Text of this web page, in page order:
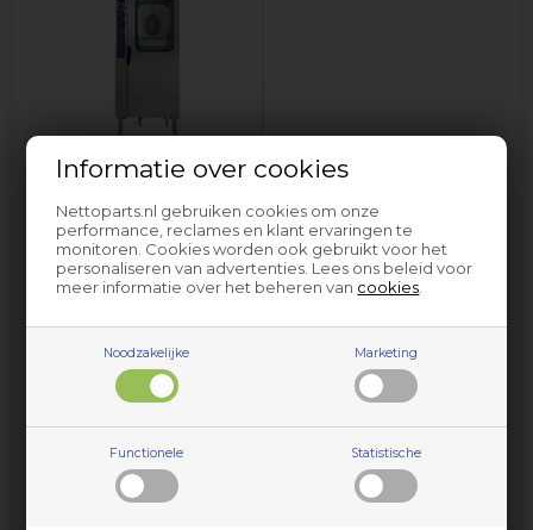
Informatie over cookies
Nettoparts.nl gebruiken cookies om onze
performance, reclames en klant ervaringen te
monitoren. Cookies worden ook gebruikt voor het
personaliseren van advertenties. Lees ons beleid voor
meer informatie over het beheren van cookies
Noodzakelijke Marketing
Functionele Statistische
Professionele oven &
Onderdelen en accessoires voor huishoudelijke apparaten
van Dexion vindt u bij Nettoparts. We hebben een
gigantische selectie reserveonderdelen voor vrijwel alle